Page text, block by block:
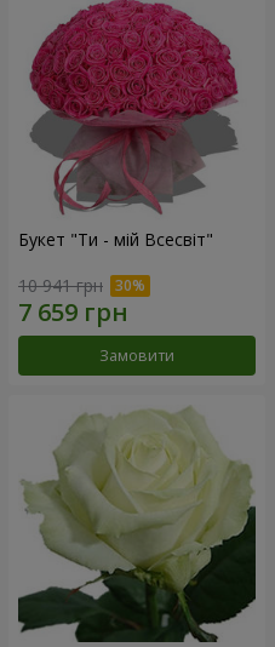
Букет "Ти - мій Всесвіт"
10 941 грн
Замовити